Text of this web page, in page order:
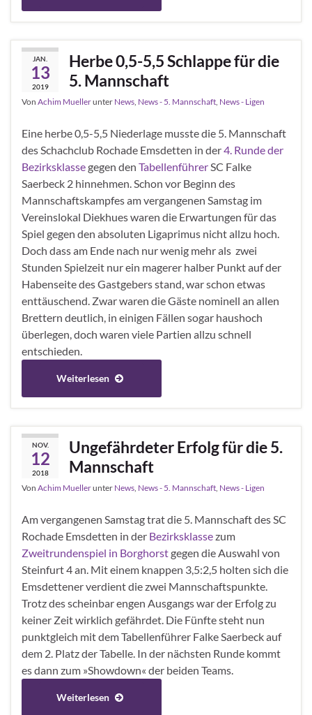
JAN.
13
2019
Herbe 0,5-5,5 Schlappe für die
5. Mannschaft
Von Achim Muellerunter News News - 5. Mannschaft News - Ligen
Eine herbe 0,5-5,5 Niederlage musste die 5. Mannschaft
des Schachclub Rochade Emsdetten in der4. Runde der
Bezirksklassegegen den TabellenführerSC Falke
Saerbeck 2 hinnehmen. Schon vor Beginn des
Mannschaftskampfes am vergangenen Samstag im
Vereinslokal Diekhues waren die Erwartungen für das
Spiel gegen den absoluten Ligaprimus nicht allzu hoch.
Doch dass am Ende nach nur wenig mehr als zwei
Stunden Spielzeit nur ein magerer halber Punkt auf der
Habenseite des Gastgebers stand, war schon etwas
enttäuschend. Zwar waren die Gäste nominell an allen
Brettern deutlich, in einigen Fällen sogar haushoch
überlegen, doch waren viele Partien allzu schnell
entschieden.
Weiterlesen
NOV.
12
2018
Ungefährdeter Erfolg für die 5.
Mannschaft
Von Achim Muellerunter News News - 5. Mannschaft News - Ligen
Am vergangenen Samstag trat die 5. Mannschaft des SC
Rochade Emsdetten in der Bezirksklassezum
Zweitrundenspiel in Borghorstgegen die Auswahl von
Steinfurt 4 an. Mit einem knappen 3,5:2,5 holten sich die
Emsdettener verdient die zwei Mannschaftspunkte.
Trotz des scheinbar engen Ausgangs war der Erfolg zu
keiner Zeit wirklich gefährdet. Die Fünfte steht nun
punktgleich mit dem Tabellenführer Falke Saerbeck auf
dem 2. Platz der Tabelle. In der nächsten Runde kommt
es dann zum »Showdown« der beiden Teams.
Weiterlesen